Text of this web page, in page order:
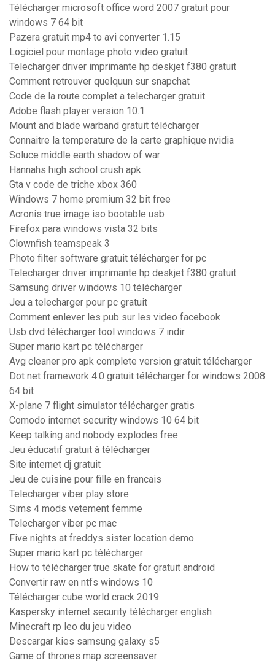
Télécharger microsoft office word 2007 gratuit pour
windows 7 64 bit
Pazera gratuit mp4 to avi converter 1.15
Logiciel pour montage photo video gratuit
Telecharger driver imprimante hp deskjet f380 gratuit
Comment retrouver quelquun sur snapchat
Code de la route complet a telecharger gratuit
Adobe flash player version 10.1
Mount and blade warband gratuit télécharger
Connaitre la temperature de la carte graphique nvidia
Soluce middle earth shadow of war
Hannahs high school crush apk
Gta v code de triche xbox 360
Windows 7 home premium 32 bit free
Acronis true image iso bootable usb
Firefox para windows vista 32 bits
Clownfish teamspeak 3
Photo filter software gratuit télécharger for pc
Telecharger driver imprimante hp deskjet f380 gratuit
Samsung driver windows 10 télécharger
Jeu a telecharger pour pc gratuit
Comment enlever les pub sur les video facebook
Usb dvd télécharger tool windows 7 indir
Super mario kart pc télécharger
Avg cleaner pro apk complete version gratuit télécharger
Dot net framework 4.0 gratuit télécharger for windows 2008
64 bit
X-plane 7 flight simulator télécharger gratis
Comodo internet security windows 10 64 bit
Keep talking and nobody explodes free
Jeu éducatif gratuit à télécharger
Site internet dj gratuit
Jeu de cuisine pour fille en francais
Telecharger viber play store
Sims 4 mods vetement femme
Telecharger viber pc mac
Five nights at freddys sister location demo
Super mario kart pc télécharger
How to télécharger true skate for gratuit android
Convertir raw en ntfs windows 10
Télécharger cube world crack 2019
Kaspersky internet security télécharger english
Minecraft rp leo du jeu video
Descargar kies samsung galaxy s5
Game of thrones map screensaver